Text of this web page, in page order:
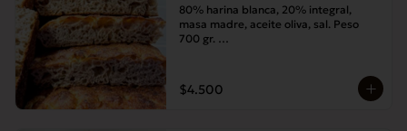
80% harina blanca, 20% integral,
masa madre, aceite oliva, sal. Peso
700 gr.
$4.500